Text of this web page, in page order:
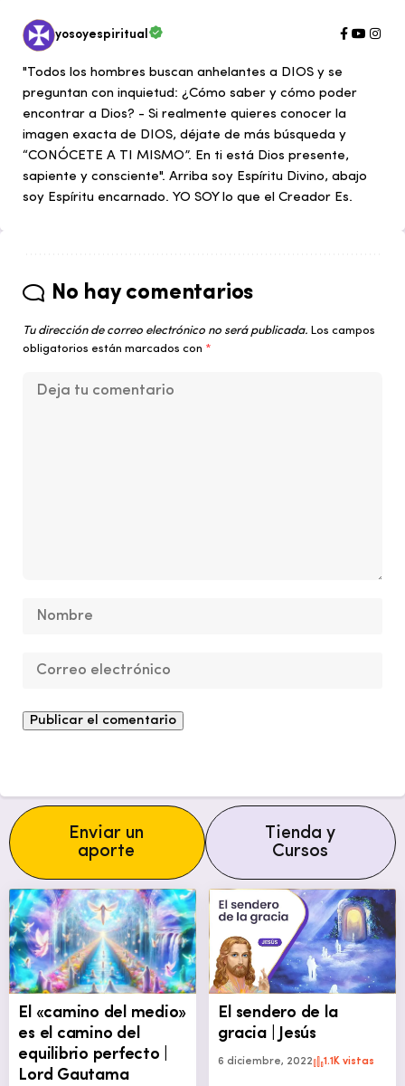
yosoyespiritual
"Todos los hombres buscan anhelantes a DIOS y se
preguntan con inquietud: ¿Cómo saber y cómo poder
encontrar a Dios? - Si realmente quieres conocer la
imagen exacta de DIOS, déjate de más búsqueda y
“CONÓCETE A TI MISMO”. En ti está Dios presente,
sapiente y consciente". Arriba soy Espíritu Divino, abajo
soy Espíritu encarnado. YO SOY lo que el Creador Es.
No hay comentarios
Tu dirección de correo electrónico no será publicada. Los campos
obligatorios están marcados con *
Enviar un
aporte
Tienda y
Cursos
El «camino del medio»
es el camino del
equilibrio perfecto |
Lord Gautama
El sendero de la
gracia | Jesús
6 diciembre, 2022 1.1K vistas